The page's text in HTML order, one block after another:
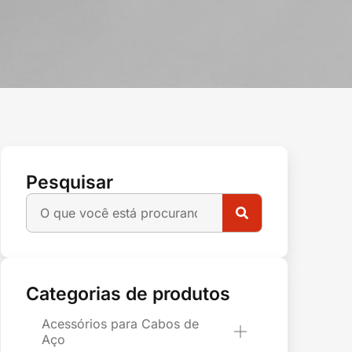
Pesquisar
Categorias de produtos
Acessórios para Cabos de
Aço